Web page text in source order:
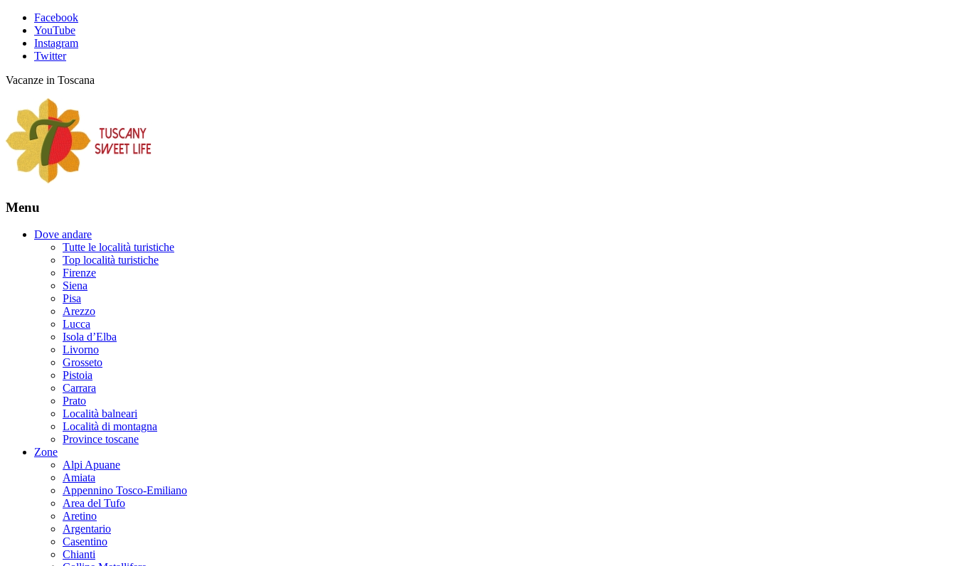
Facebook
YouTube
Instagram
Twitter
Vacanze in Toscana
Menu
Dove andare
Tutte le località turistiche
Top località turistiche
Firenze
Siena
Pisa
Arezzo
Lucca
Isola d’Elba
Livorno
Grosseto
Pistoia
Carrara
Prato
Località balneari
Località di montagna
Province toscane
Zone
Alpi Apuane
Amiata
Appennino Tosco-Emiliano
Area del Tufo
Aretino
Argentario
Casentino
Chianti